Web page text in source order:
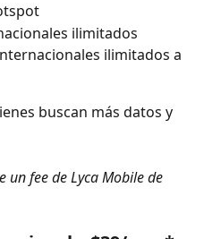
ilimitados
ilimitados a
buscan más datos y
un fee de Lyca Mobile de